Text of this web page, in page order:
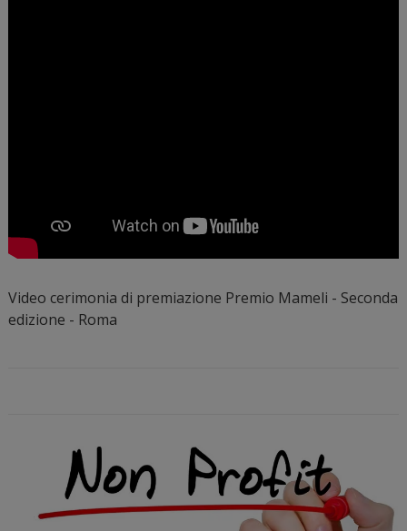
Video cerimonia di premiazione Premio Mameli - Seconda
edizione - Roma